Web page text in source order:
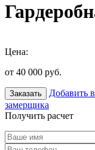
Цена:
от 40 000 руб.
Заказать Добавить
замерщика
Получить расчет